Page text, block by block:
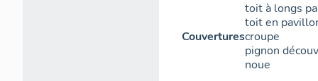
Couvertures
toit à longs
toit en
croupe
pignon
noue